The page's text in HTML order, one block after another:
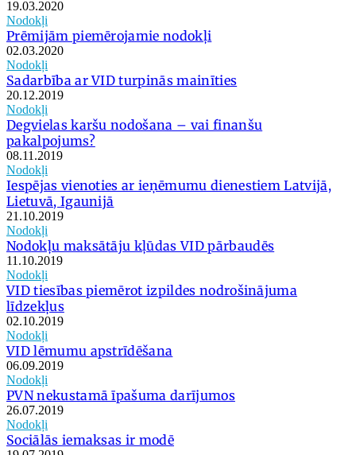
19.03.2020
Nodokļi
Prēmijām piemērojamie nodokļi
02.03.2020
Nodokļi
Sadarbība ar VID turpinās mainīties
20.12.2019
Nodokļi
Degvielas karšu nodošana – vai finanšu
pakalpojums?
08.11.2019
Nodokļi
Iespējas vienoties ar ieņēmumu dienestiem Latvijā,
Lietuvā, Igaunijā
21.10.2019
Nodokļi
Nodokļu maksātāju kļūdas VID pārbaudēs
11.10.2019
Nodokļi
VID tiesības piemērot izpildes nodrošinājuma
līdzekļus
02.10.2019
Nodokļi
VID lēmumu apstrīdēšana
06.09.2019
Nodokļi
PVN nekustamā īpašuma darījumos
26.07.2019
Nodokļi
Sociālās iemaksas ir modē